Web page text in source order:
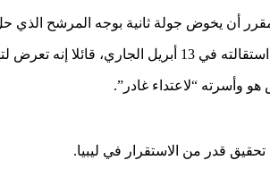
أن يخوض جولة ثانية بوجه المرشح الذي
تعرض لتهديدات.
وأسرته “لاعتداء غادر”.
قدر من الاستقرار في ليبيا.